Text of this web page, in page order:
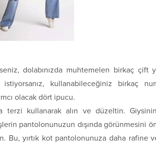
dolabınızda muhtemelen birkaç çift
kullanabileceğiniz birkaç
olacak dört ipucu.
kullanarak alın ve düzeltin. Giysinin
pantolonunuzun dışında görünmesini
Bu, yırtık kot pantolonunuza daha rafine